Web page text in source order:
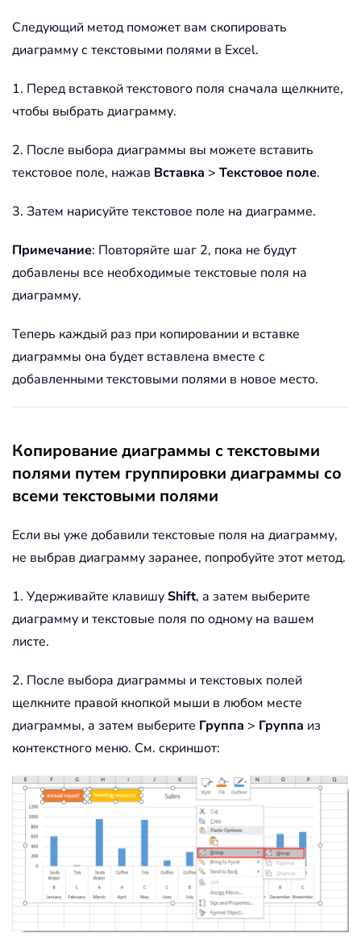
Следующий метод поможет вам скопировать
диаграмму с текстовыми полями в Excel.
1. Перед вставкой текстового поля сначала щелкните,
чтобы выбрать диаграмму.
2. После выбора диаграммы вы можете вставить
текстовое поле, нажав Вставка > Текстовое поле.
3. Затем нарисуйте текстовое поле на диаграмме.
Примечание: Повторяйте шаг 2, пока не будут
добавлены все необходимые текстовые поля на
диаграмму.
Теперь каждый раз при копировании и вставке
диаграммы она будет вставлена вместе с
добавленными текстовыми полями в новое место.
Копирование диаграммы с текстовыми
полями путем группировки диаграммы со
всеми текстовыми полями
Если вы уже добавили текстовые поля на диаграмму,
не выбрав диаграмму заранее, попробуйте этот метод.
1. Удерживайте клавишуShift, а затем выберите
диаграмму и текстовые поля по одному на вашем
листе.
2. После выбора диаграммы и текстовых полей
щелкните правой кнопкой мыши в любом месте
диаграммы, а затем выберите Группа > Группа из
контекстного меню. См. скриншот: